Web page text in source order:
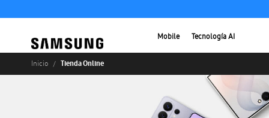
Mobile Tecnología AI
Inicio Tienda Online